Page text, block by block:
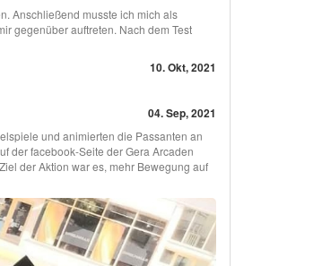
Anschließend musste ich mich als
gegenüber auftreten. Nach dem Test
10. Okt, 2021
04. Sep, 2021
und animierten die Passanten an
der facebook-Seite der Gera Arcaden
der Aktion war es, mehr Bewegung auf